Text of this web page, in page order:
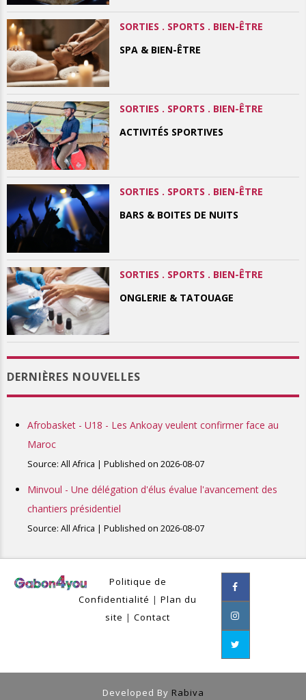
SORTIES . SPORTS . BIEN-ÊTRE
SPA & BIEN-ÊTRE
SORTIES . SPORTS . BIEN-ÊTRE
ACTIVITÉS SPORTIVES
SORTIES . SPORTS . BIEN-ÊTRE
BARS & BOITES DE NUITS
SORTIES . SPORTS . BIEN-ÊTRE
ONGLERIE & TATOUAGE
DERNIÈRES NOUVELLES
Afrobasket - U18 - Les Ankoay veulent confirmer face au
Maroc
Source: All Africa Published on 2026-08-07
Minvoul - Une délégation d'élus évalue l'avancement des
chantiers présidentiel
Source: All Africa Published on 2026-08-07
Politique de
Confidentialité | Plan du
site | Contact
Developed By Rabiva